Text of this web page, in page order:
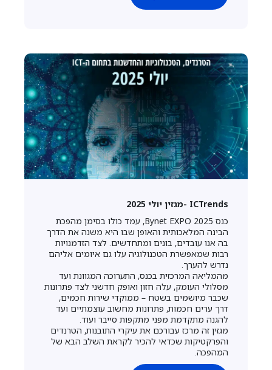
ICTrends -מגזין יולי 2025
כנס Bynet EXPO 2025, עמד כולו בסימן מהפכת
הבינה המלאכותית והאופן שבו היא משנה את הדרך
בה אנו עובדים, בונים ומתחדשים. לצד הזדמנויות
רבות שמאפשרת הטכנולוגיה עלו גם איומים אליהם
נדרש להערך.
מהמליאה המרכזית בכנס, התערוכה המגוונת ועד
מסלולי העומק, עלה חזון ואופק חדשני לצד פתרונות
שכבר מיושמים בשטח – ממוקדי שירות חכמים,
דרך ערים חכמות, פתרונות מחשוב עוצמתיים ועד
להגנה מתקדמת מפני מתקפות סייבר ועוד.
מגזין זה מרכז עבורכם את עיקרי התובנות, הטרנדים
והפרקטיקות שכדאי להכיר לקראת השלב הבא של
המהפכה.